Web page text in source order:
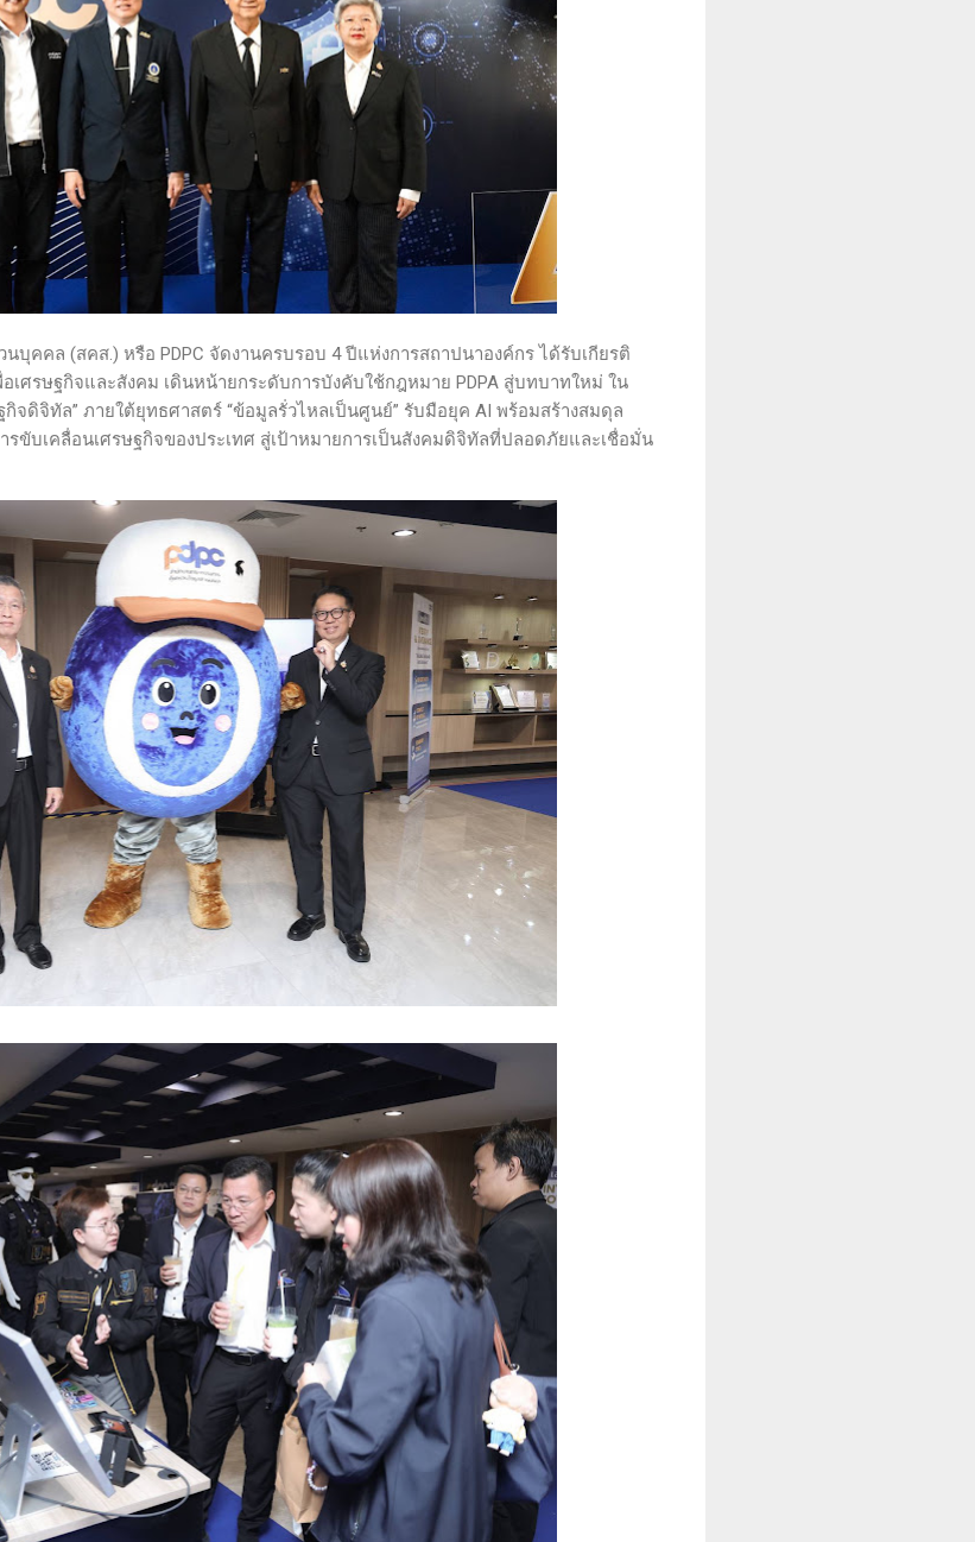
คคล (สคส.) หรือ PDPC จัดงานครบรอบ 4 ปีแห่งการสถาปนาองค์กร ได้รับเกียรติ
เศรษฐกิจและสังคม เดินหน้ายกระดับการบังคับใช้กฎหมาย PDPA สู่บทบาทใหม่ ใน
จดิจิทัล” ภายใต้ยุทธศาสตร์ “ข้อมูลรั่วไหลเป็นศูนย์” รับมือยุค AI พร้อมสร้างสมดุล
ขับเคลื่อนเศรษฐกิจของประเทศ สู่เป้าหมายการเป็นสังคมดิจิทัลที่ปลอดภัยและเชื่อมั่น